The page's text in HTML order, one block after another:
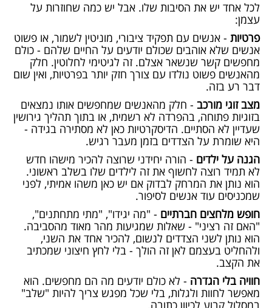
לכל אחד יש את הסיבות שלו. אבל יש כמה שחוזרות על
עצמן:
פרטיות - אנשים עם תפקיד ציבורי, מוניטין לשמור, או פשוט
אנשים שלא אוהבים שכולם יודעים על החיים שלהם - כולם
מחפשים קשר שנשאר אצלם. זה לגיטימי לחלוטין. חלק
מהאנשים פשוט נולדו עם צורך חזק יותר בפרטיות, ואין שום
דבר רע בזה.
מצב זוגי מורכב - חלק מהאנשים שמחפשים אותו נמצאים
בזוגיות פתוחה, בהפרדה לא רשמית, או בתוך תהליך גירושין
שעדיין לא הסתיים. הדיסקרטיות כאן לא מסתירה בגידה -
היא שומרת על הצדדים בזמן מעבר רגיש.
הגנה על ילדים - הורה יחידני שרוצה להכיר מישהו חדש
לא תמיד רוצה לחשוף את זה לילדים שלו בשלב ראשוני.
הוא נותן את המרחק לבדוק אם יש כאן משהו אמיתי, לפני
שמכניסים עוד אנשים לסיפור.
חופש מלחצים חברתיים - "מה יגידו", "מתי מתחתנים",
"האם זה רציני" - שאלות שמגיעות מהר מאוד מהסביבה.
הוא נותן לשני הצדדים לנשום, להכיר אחד את השני,
ולהחליט בעצמם לאן זה הולך - בלי לחץ חיצוני שמכתיב
את הקצב.
חוויה בלי הגדרה - לא כולם יודעים מה הם מחפשים. הוא
מאפשר לחוות ולגלות, בלי שכל מפגש צריך להיות "שלב"